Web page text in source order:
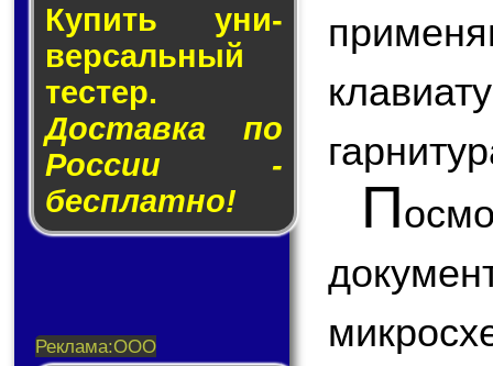
Купить уни­
вер­саль­ный
тес­тер.
Доставка по
России -
бесплатно!
П